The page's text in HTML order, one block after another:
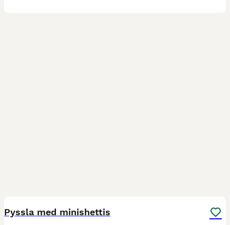
Pyssla med minishettis